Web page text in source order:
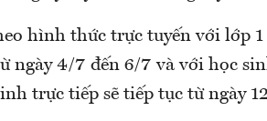
hình thức trực tuyến với lớp
ngày 4/7 đến 6/7 và với học
trực tiếp sẽ tiếp tục từ ngày